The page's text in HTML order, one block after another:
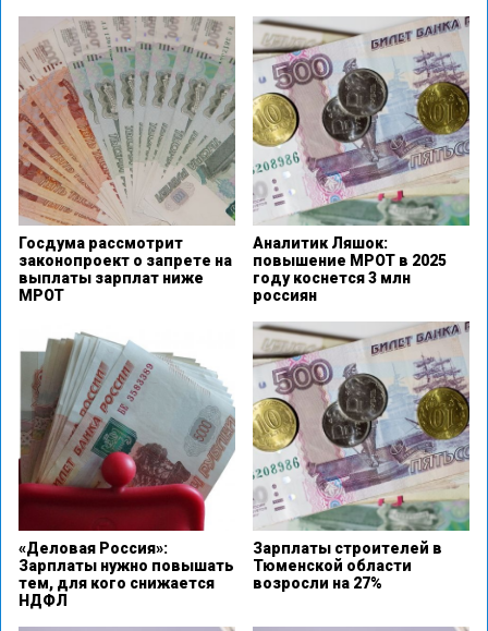
Госдума рассмотрит
законопроект о запрете на
выплаты зарплат ниже
МРОТ
Аналитик Ляшок:
повышение МРОТ в 2025
году коснется 3 млн
россиян
«Деловая Россия»:
Зарплаты нужно повышать
тем, для кого снижается
НДФЛ
Зарплаты строителей в
Тюменской области
возросли на 27%